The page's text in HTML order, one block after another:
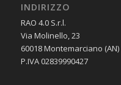
INDIRIZZO
RAO 4.0 S.r.l.
Via Molinello, 23
60018 Montemarciano (AN)
P.IVA 02839990427